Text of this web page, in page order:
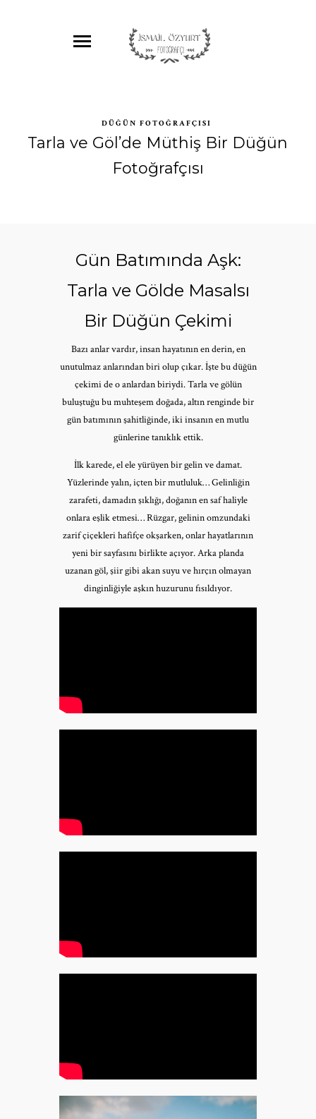
DÜĞÜN FOTOĞRAFÇISI
Tarla ve Göl’de Müthiş Bir Düğün
Fotoğrafçısı
Gün Batımında Aşk:
Tarla ve Gölde Masalsı
Bir Düğün Çekimi
Bazı anlar vardır, insan hayatının en derin, en
unutulmaz anlarından biri olup çıkar. İşte bu düğün
çekimi de o anlardan biriydi. Tarla ve gölün
buluştuğu bu muhteşem doğada, altın renginde bir
gün batımının şahitliğinde, iki insanın en mutlu
günlerine tanıklık ettik.
İlk karede, el ele yürüyen bir gelin ve damat.
Yüzlerinde yalın, içten bir mutluluk… Gelinliğin
zarafeti, damadın şıklığı, doğanın en saf haliyle
onlara eşlik etmesi… Rüzgar, gelinin omzundaki
zarif çiçekleri hafifçe okşarken, onlar hayatlarının
yeni bir sayfasını birlikte açıyor. Arka planda
uzanan göl, şiir gibi akan suyu ve hırçın olmayan
dinginliğiyle aşkın huzurunu fısıldıyor.